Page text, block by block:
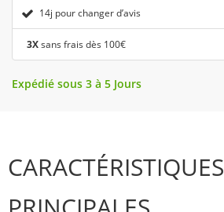
14j pour changer d’avis
3Xsans frais dès 100€
Expédié sous 3 à 5 Jours
CARACTÉRISTIQUES